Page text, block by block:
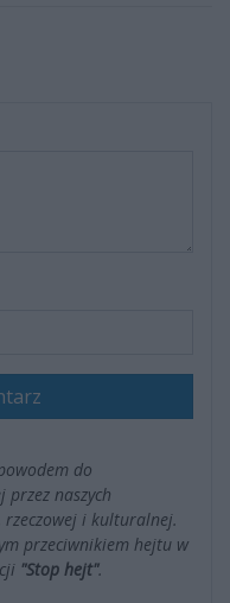
do
naszych
rzeczowej i kulturalnej.
przeciwnikiem hejtu w
"Stop hejt".